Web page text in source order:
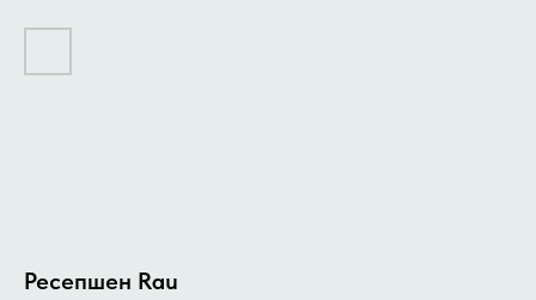
Ресепшен Rau